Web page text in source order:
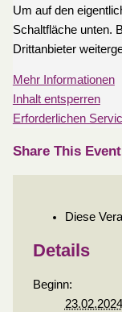
Um auf den
Schaltfläche unten.
Drittanbieter
Mehr Informationen
Inhalt entsperren
Erforderlichen
Share This Event
Diese
Details
Beginn: